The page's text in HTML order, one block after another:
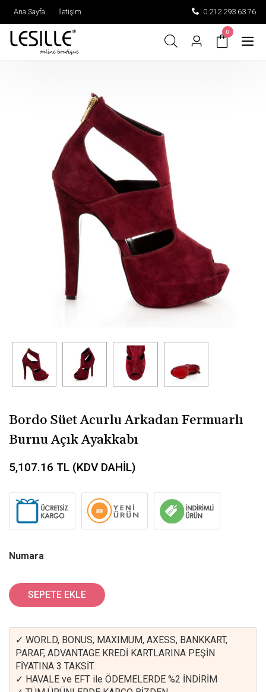
Ana Sayfa İletişim 0 212 293 63 76
0
Bordo Süet Acurlu Arkadan Fermuarlı
Burnu Açık Ayakkabı
5,107.16 TL (KDV DAHİL)
Numara
SEPETE EKLE
✓ WORLD, BONUS, MAXIMUM, AXESS, BANKKART,
PARAF, ADVANTAGE KREDİ KARTLARINA PEŞİN
FİYATINA 3 TAKSİT.
✓ HAVALE ve EFT ile ÖDEMELERDE %2 İNDİRİM